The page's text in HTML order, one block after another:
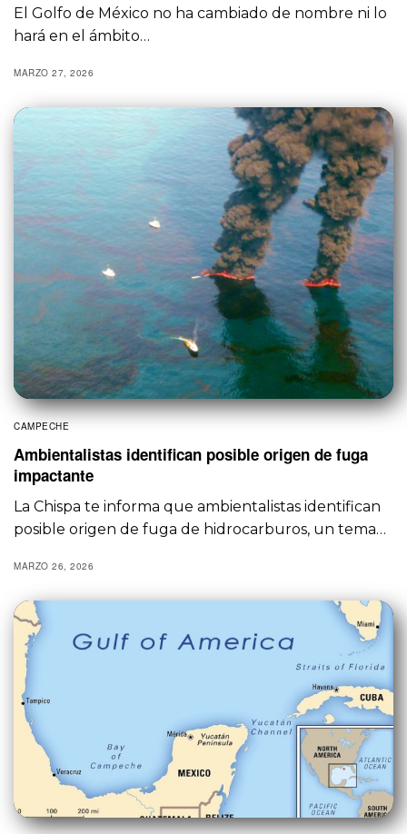
El Golfo de México no ha cambiado de nombre ni lo
hará en el ámbito…
MARZO 27, 2026
CAMPECHE
Ambientalistas identifican posible origen de fuga
impactante
La Chispa te informa que ambientalistas identifican
posible origen de fuga de hidrocarburos, un tema…
MARZO 26, 2026